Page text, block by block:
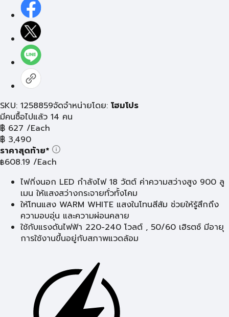
SKU: 1258859จัดจำหน่ายโดย: โฮมโปร
มีคนซื้อไปแล้ว 14 คน
฿ 627 /Each
฿ 3,490
ราคาสุดท้าย*
฿608.19 /Each
ไฟกิ่งนอก LED กำลังไฟ 18 วัตต์ ค่าความสว่างสูง 900 ลู
เมน ให้แสงสว่างกระจายทั่วทั้งโคม
ให้โทนแสง WARM WHITE แสงในโทนสีส้ม ช่วยให้รู้สึกถึง
ความอบอุ่น และความผ่อนคลาย
ใช้กับแรงดันไฟฟ้า 220-240 โวลต์ , 50/60 เฮิรตซ์ มีอายุ
การใช้งานขึ้นอยู่กับสภาพแวดล้อม